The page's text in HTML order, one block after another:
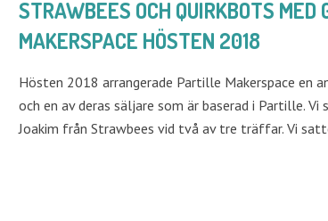
STRAWBEES OCH QUIRKBOTS MED
MAKERSPACE HÖSTEN 2018
Hösten 2018 arrangerade Partille Makerspace en
och en av deras säljare som är baserad i Partille.
Joakim från Strawbees vid två av tre träffar. Vi